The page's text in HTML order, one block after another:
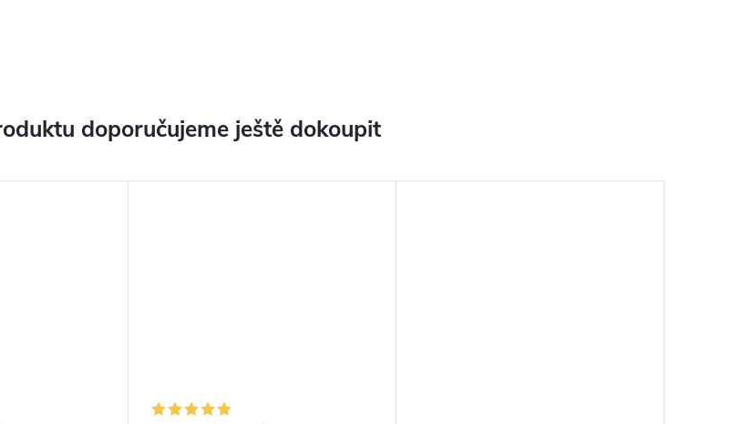
doporučujeme ještě dokoupit